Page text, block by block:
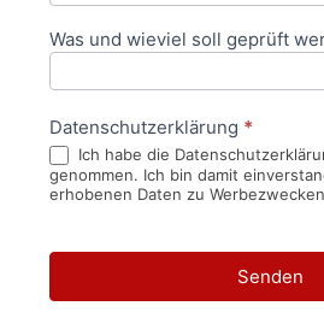
Was und wieviel soll geprüft
Datenschutzerklärung *
Ich habe die
genommen. Ich bin damit
erhobenen Daten zu
Senden